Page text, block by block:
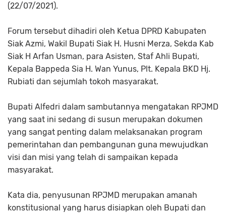
(22/07/2021).
Forum tersebut dihadiri oleh Ketua DPRD Kabupaten
Siak Azmi, Wakil Bupati Siak H. Husni Merza, Sekda Kab
Siak H Arfan Usman, para Asisten, Staf Ahli Bupati,
Kepala Bappeda Sia H. Wan Yunus, Plt. Kepala BKD Hj.
Rubiati dan sejumlah tokoh masyarakat.
Bupati Alfedri dalam sambutannya mengatakan RPJMD
yang saat ini sedang di susun merupakan dokumen
yang sangat penting dalam melaksanakan program
pemerintahan dan pembangunan guna mewujudkan
visi dan misi yang telah di sampaikan kepada
masyarakat.
Kata dia, penyusunan RPJMD merupakan amanah
konstitusional yang harus disiapkan oleh Bupati dan